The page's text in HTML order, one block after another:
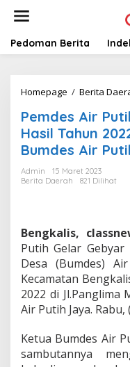
t
Pedoman Berita
Homepage / Berita
Pemdes Air
Hasil Tahun
Bumdes Air
Admin
15 Maret 2023
Berita Daerah
821 Dilihat
Bengkalis,
Putih Gelar
Desa (Bumdes)
Kecamatan
2022 di Jl.Panglima
Air Putih Jaya. Rabu,
Ketua Bumdes Air
sambutannya